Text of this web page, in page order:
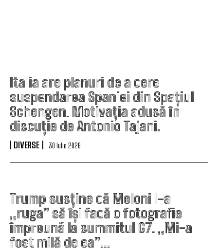
Italia are planuri de a cere
suspendarea Spaniei din Spațiul
Schengen. Motivația adusă în
discuție de Antonio Tajani.
DIVERSE 30 Iulie 2026
Trump susține că Meloni l-a
„ruga” să își facă o fotografie
împreună la summitul G7. „Mi-a
fost milă de ea”…